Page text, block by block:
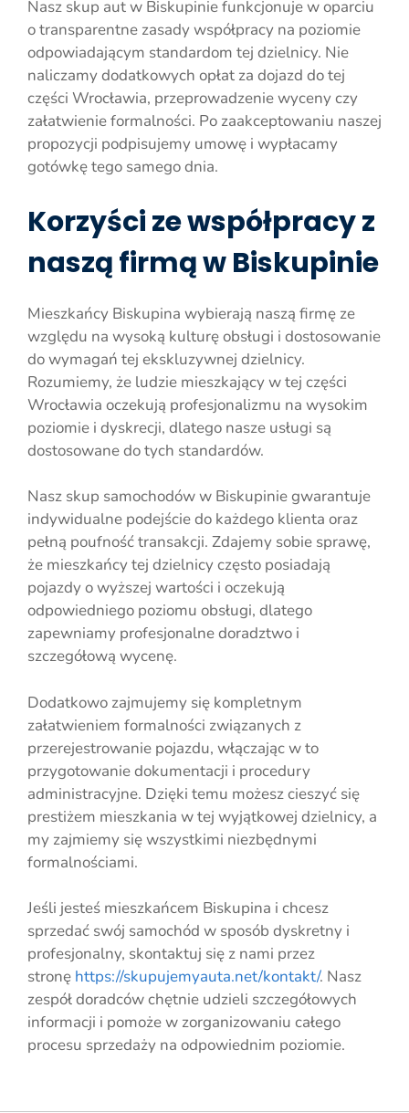
Nasz skup aut w Biskupinie funkcjonuje w oparciu
o transparentne zasady współpracy na poziomie
odpowiadającym standardom tej dzielnicy. Nie
naliczamy dodatkowych opłat za dojazd do tej
części Wrocławia, przeprowadzenie wyceny czy
załatwienie formalności. Po zaakceptowaniu naszej
propozycji podpisujemy umowę i wypłacamy
gotówkę tego samego dnia.
Korzyści ze współpracy z
naszą firmą w Biskupinie
Mieszkańcy Biskupina wybierają naszą firmę ze
względu na wysoką kulturę obsługi i dostosowanie
do wymagań tej ekskluzywnej dzielnicy.
Rozumiemy, że ludzie mieszkający w tej części
Wrocławia oczekują profesjonalizmu na wysokim
poziomie i dyskrecji, dlatego nasze usługi są
dostosowane do tych standardów.
Nasz skup samochodów w Biskupinie gwarantuje
indywidualne podejście do każdego klienta oraz
pełną poufność transakcji. Zdajemy sobie sprawę,
że mieszkańcy tej dzielnicy często posiadają
pojazdy o wyższej wartości i oczekują
odpowiedniego poziomu obsługi, dlatego
zapewniamy profesjonalne doradztwo i
szczegółową wycenę.
Dodatkowo zajmujemy się kompletnym
załatwieniem formalności związanych z
przerejestrowanie pojazdu, włączając w to
przygotowanie dokumentacji i procedury
administracyjne. Dzięki temu możesz cieszyć się
prestiżem mieszkania w tej wyjątkowej dzielnicy, a
my zajmiemy się wszystkimi niezbędnymi
formalnościami.
Jeśli jesteś mieszkańcem Biskupina i chcesz
sprzedać swój samochód w sposób dyskretny i
profesjonalny, skontaktuj się z nami przez
stronę https://skupujemyauta.net/kontakt/. Nasz
zespół doradców chętnie udzieli szczegółowych
informacji i pomoże w zorganizowaniu całego
procesu sprzedaży na odpowiednim poziomie.